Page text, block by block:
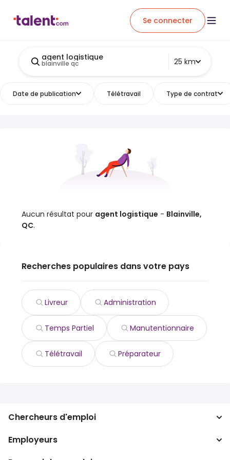
Se connecter
agent logistique
blainville qc 25 km
Date de publication Télétravail Type de contrat
Aucun résultat pour agent logistique - Blainville,
QC.
Recherches populaires dans votre pays
Livreur Administration
Temps Partiel Manutentionnaire
Télétravail Préparateur
Chercheurs d'emploi
Recherche d'emploi
Recherche de salaire
Employeurs